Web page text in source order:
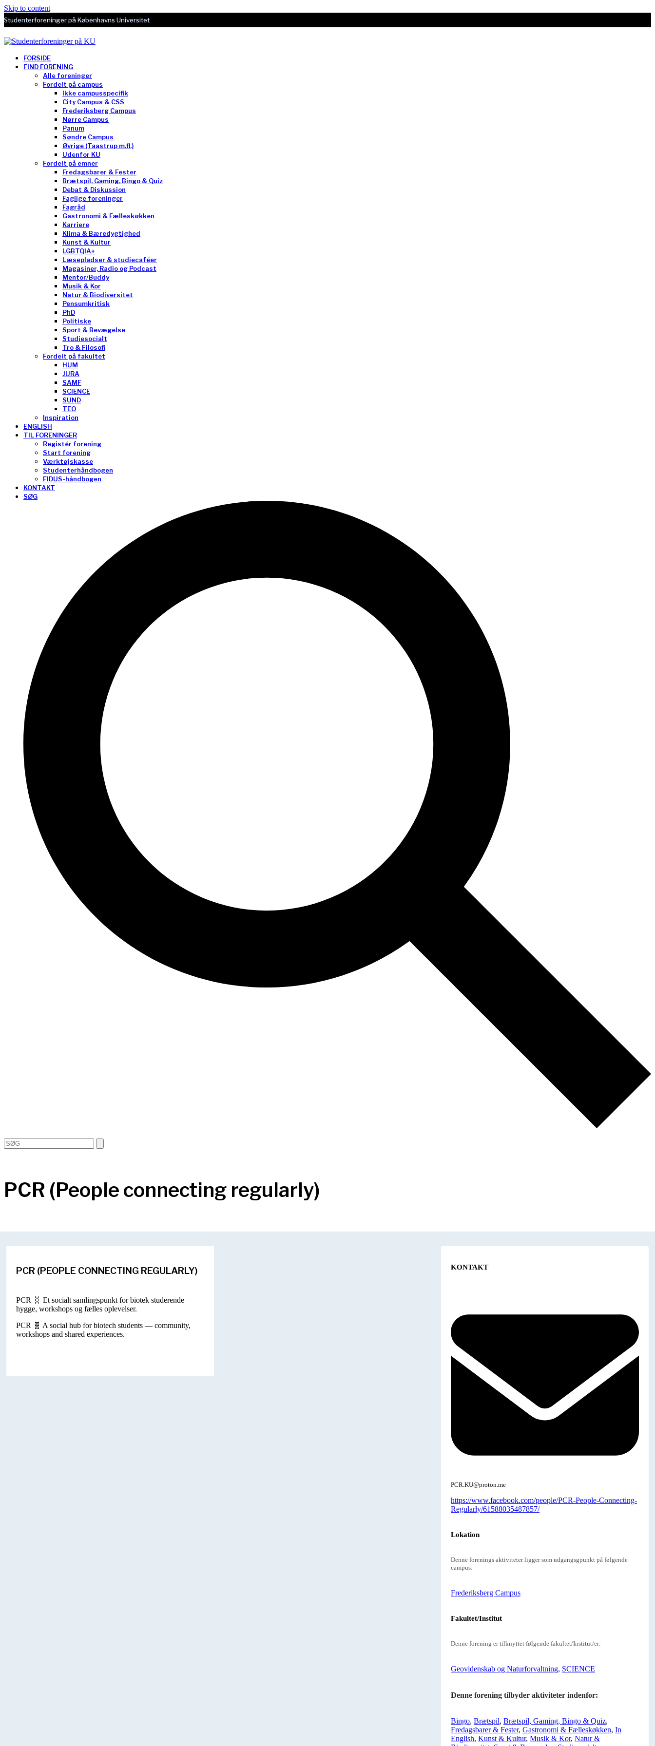
Skip to content
Studenterforeninger på Københavns Universitet
FORSIDE
FIND FORENING
Alle foreninger
Fordelt på campus
Ikke campusspecifik
City Campus & CSS
Frederiksberg Campus
Nørre Campus
Panum
Søndre Campus
Øvrige (Taastrup m.fl.)
Udenfor KU
Fordelt på emner
Fredagsbarer & Fester
Brætspil, Gaming, Bingo & Quiz
Debat & Diskussion
Faglige foreninger
Fagråd
Gastronomi & Fælleskøkken
Karriere
Klima & Bæredygtighed
Kunst & Kultur
LGBTQIA+
Læsepladser & studiecaféer
Magasiner, Radio og Podcast
Mentor/Buddy
Musik & Kor
Natur & Biodiversitet
Pensumkritisk
PhD
Politiske
Sport & Bevægelse
Studiesocialt
Tro & Filosofi
Fordelt på fakultet
HUM
JURA
SAMF
SCIENCE
SUND
TEO
Inspiration
ENGLISH
TIL FORENINGER
Registér forening
Start forening
Værktøjskasse
Studenterhåndbogen
FIDUS-håndbogen
KONTAKT
SØG
Open
mobile
Close
mobile
Search
PCR (People connecting regularly)
PCR (PEOPLE CONNECTING REGULARLY)
PCR 🧬 Et socialt samlingspunkt for biotek studerende –
hygge, workshops og fælles oplevelser.
PCR 🧬 A social hub for biotech students — community,
workshops and shared experiences.
KONTAKT
PCR.KU@proton.me
https://www.facebook.com/people/PCR-People-Connecting-
Regularly/61588035487857/
Lokation
Denne forenings aktiviteter ligger som udgangsgpunkt på følgende
campus:
Frederiksberg Campus
Fakultet/Institut
Denne forening er tilknyttet følgende fakultet/Institut/er:
Geovidenskab og Naturforvaltning, SCIENCE
Denne forening tilbyder aktiviteter indenfor:
Bingo, Brætspil, Brætspil, Gaming, Bingo & Quiz,
Fredagsbarer & Fester, Gastronomi & Fælleskøkken, In
English, Kunst & Kultur, Musik & Kor, Natur &